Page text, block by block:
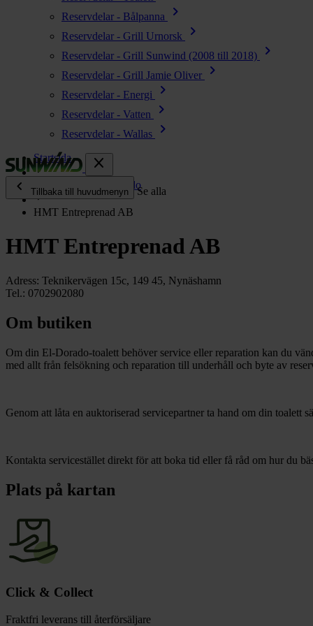
Reservdelar - Bålpanna chevron_right
Reservdelar - Grill Urnorsk chevron_right
Reservdelar - Grill Sunwind (2008 till 2018) chevron_right
Reservdelar - Grill Jamie Oliver chevron_right
Reservdelar - Energi chevron_right
Reservdelar - Vatten chevron_right
Reservdelar - Wallas
chevron_right
close
chevron_left
Tillbaka till huvudmenyn Se alla
chevron_right
Kök & Gasol chevron_right
Vatten chevron_right
Toalett
Lacanche
chevron_right
Startsida
Serviceställen El-dorado
HMT Entreprenad AB
HMT Entreprenad AB
Adress: Teknikervägen 15c, 149 45, Nynäshamn
Tel.: 0702902080
Om butiken
Om din El-Dorado-toalett behöver service eller reparation kan du
med allt från felsökning och reparation till underhåll och byte av
Genom att låta en auktoriserad servicepartner ta hand om din
Kontakta servicestället direkt för att boka tid eller få råd om hur du
Plats på kartan
Click & Collect
Fraktfri leverans till återförsäljare